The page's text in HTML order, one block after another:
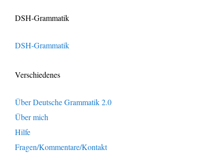
DSH-Grammatik
DSH-Grammatik
Verschiedenes
Über Deutsche Grammatik 2.0
Über mich
Hilfe
Fragen/Kommentare/Kontakt